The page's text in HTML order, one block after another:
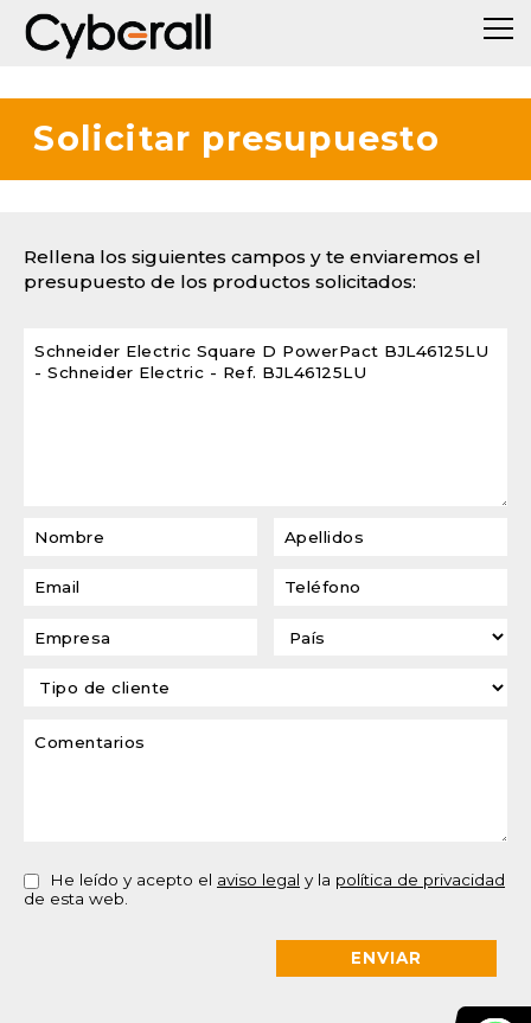
Solicitar presupuesto
Rellena los siguientes campos y te enviaremos el
presupuesto de los productos solicitados:
He leído y acepto el aviso legal y la política de privacidad
de esta web.